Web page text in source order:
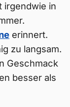
irgendwie in
erinnert.
zu langsam.
Geschmack
besser als